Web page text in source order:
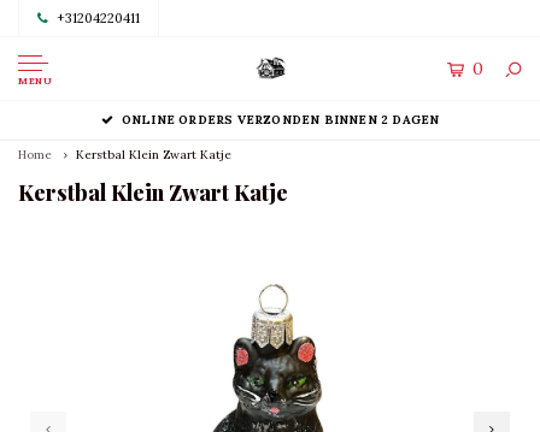
+31204220411
MENU
0
ONLINE ORDERS VERZONDEN BINNEN 2 DAGEN
Home Kerstbal Klein Zwart Katje
Kerstbal Klein Zwart Katje